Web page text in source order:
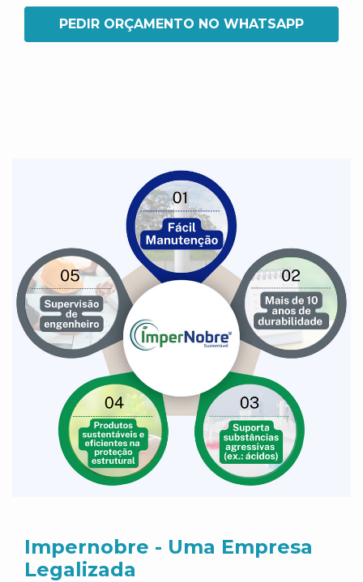
PEDIR ORÇAMENTO NO WHATSAPP
Impernobre - Uma Empresa
Legalizada